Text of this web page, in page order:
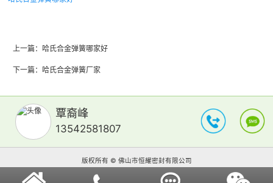
上一篇： 哈氏合金弹簧哪家好
下一篇： 哈氏合金弹簧厂家
覃裔峰
13542581807
版权所有 © 佛山市恒耀密封有限公司